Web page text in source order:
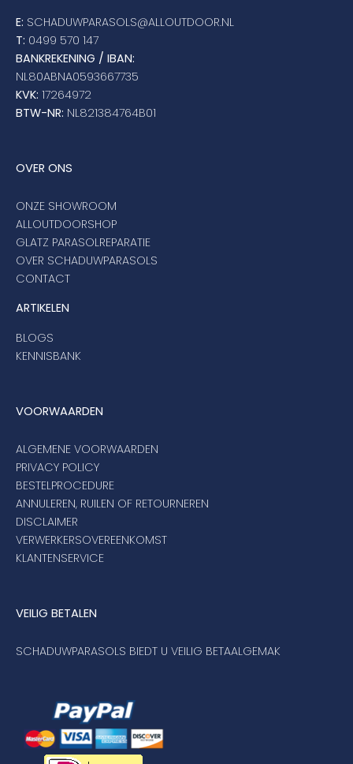
E: SCHADUWPARASOLS@ALLOUTDOOR.NL
T: 0499 570 147
BANKREKENING / IBAN:
NL80ABNA0593667735
KVK: 17264972
BTW-NR: NL821384764B01
OVER ONS
ONZE SHOWROOM
ALLOUTDOORSHOP
GLATZ PARASOLREPARATIE
OVER SCHADUWPARASOLS
CONTACT
ARTIKELEN
BLOGS
KENNISBANK
VOORWAARDEN
ALGEMENE VOORWAARDEN
PRIVACY POLICY
BESTELPROCEDURE
ANNULEREN, RUILEN OF RETOURNEREN
DISCLAIMER
VERWERKERSOVEREENKOMST
KLANTENSERVICE
VEILIG BETALEN
SCHADUWPARASOLS BIEDT U VEILIG BETAALGEMAK